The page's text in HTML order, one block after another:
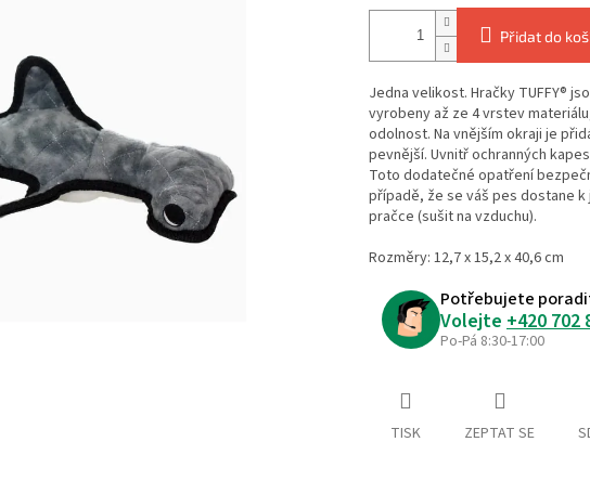
Přidat do
Jedna velikost. Hračky TUFFY®
vyrobeny až ze 4 vrstev
odolnost. Na vnějším okraji je
pevnější. Uvnitř ochranných
Toto dodatečné opatření
případě, že se váš pes dostane k
pračce (sušit na vzduchu).
Rozměry: 12,7 x 15,2 x 40,6 cm
Potřebujete
Volejte +420 702
Po-Pá 8:30-17:00
TISK ZEPTAT SE